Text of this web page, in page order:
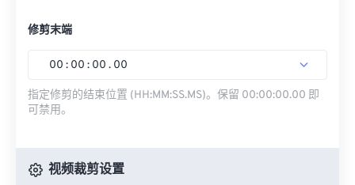
修剪末端
00 : 00 : 00 . 00
指定修剪的结束位置 (HH:MM:SS.MS)。保留 00:00:00.00 即
可禁用。
视频裁剪设置